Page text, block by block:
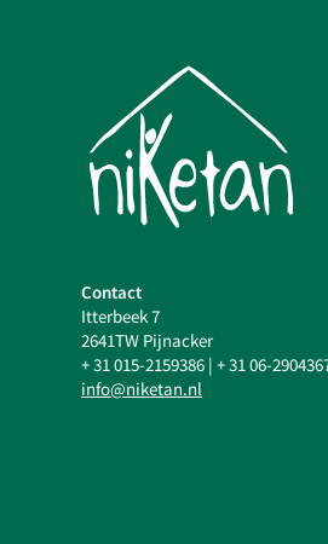
Contact
Itterbeek 7
2641TW Pijnacker
+ 31 015-2159386 |+ 31 06-
info@niketan.nl